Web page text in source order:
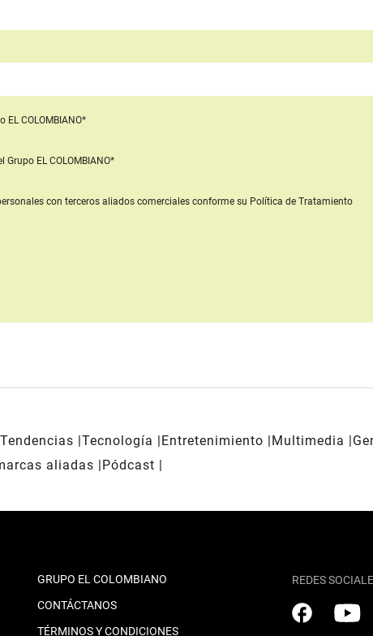
EL COLOMBIANO*
Grupo EL COLOMBIANO*
con terceros aliados comercialesconforme su Política de Tratamiento
Tendencias Tecnología Entretenimiento Multimedia
aliadas
Pódcast
GRUPO EL COLOMBIANO
CONTÁCTANOS
TÉRMINOS Y CONDICIONES
REDES